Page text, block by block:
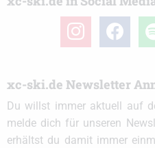
instagramfacebook
xc-ski.de Newsletter
Du willst immer aktuell auf
melde dich für unseren
erhältst du damit immer